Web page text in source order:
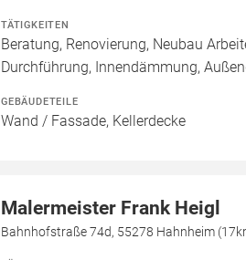
TÄTIGKEITEN
Beratung, Renovierung, Neubau
Durchführung, Innendämmung,
GEBÄUDETEILE
Wand / Fassade, Kellerdecke
Malermeister Frank Heigl
Bahnhofstraße 74d, 55278 Hahnheim